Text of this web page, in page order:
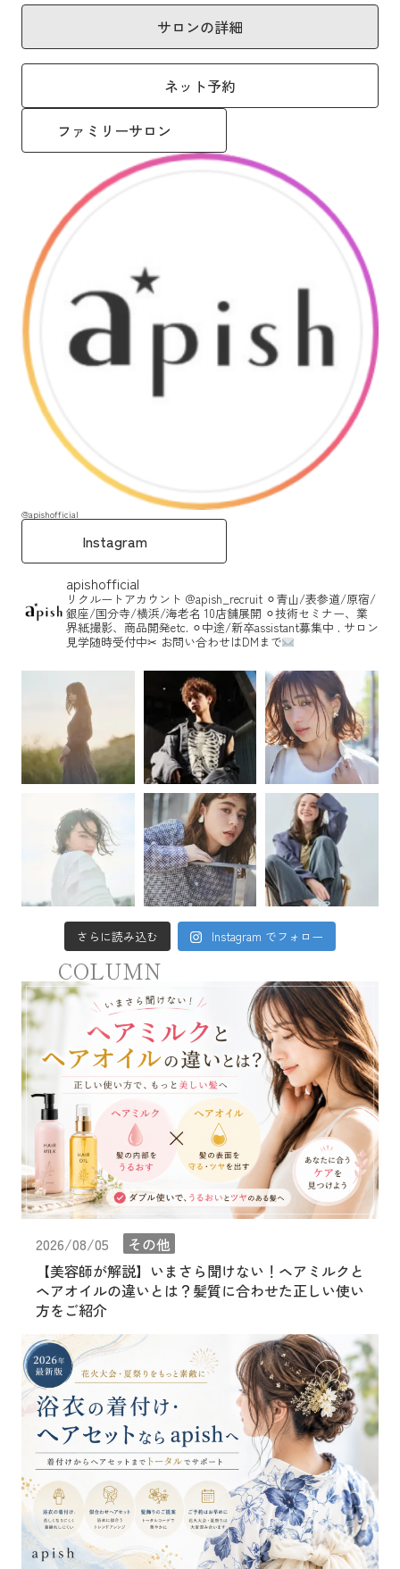
サロンの詳細
ネット予約
ファミリーサロン
@apishofficial
Instagram
apishofficial
リクルートアカウント @apish_recruit ⚪︎青山/表参道/原宿/
銀座/国分寺/横浜/海老名 10店舗展開 ⚪︎技術セミナー、業
界紙撮影、商品開発etc. ⚪︎中途/新卒assistant募集中 . サロン
見学随時受付中✂︎ お問い合わせはDMまで
さらに読み込む Instagram でフォロー
COLUMN
2026/08/05
その他
【美容師が解説】いまさら聞けない！ヘアミルクと
ヘアオイルの違いとは？髪質に合わせた正しい使い
方をご紹介